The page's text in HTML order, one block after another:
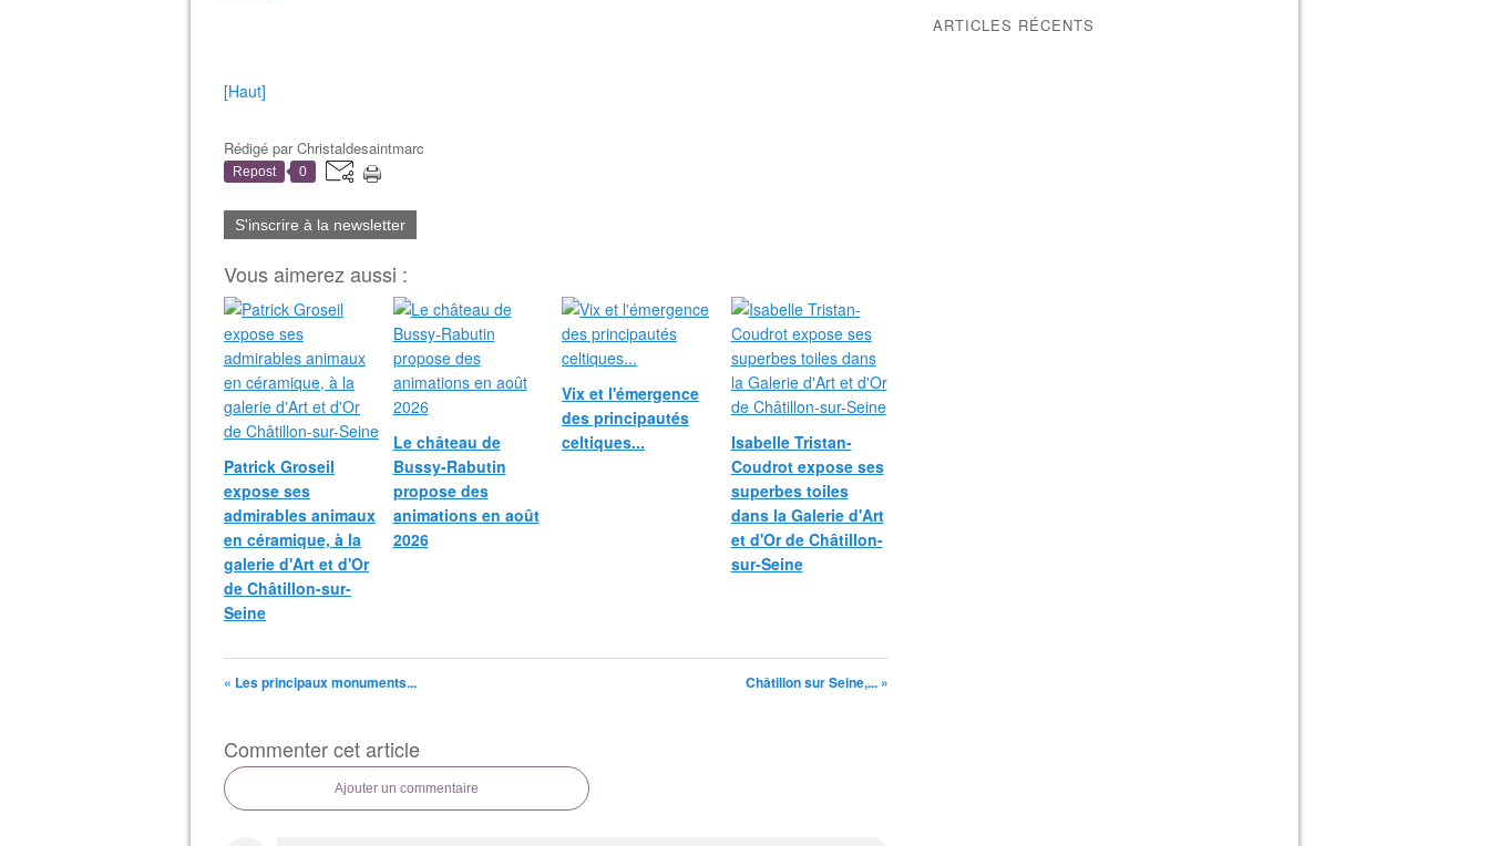
[Haut]
Rédigé parChristaldesaintmarc
Repost 0
S'inscrire à la newsletter
Vous aimerez aussi :
Patrick Groseil
expose ses
admirables animaux
en céramique, à la
galerie d'Art et d'Or
de Châtillon-sur-
Seine
Le château de
Bussy-Rabutin
propose des
animations en août
2026
Vix et l'émergence
des principautés
celtiques...
Isabelle Tristan-
Coudrot expose ses
superbes toiles
dans la Galerie d'Art
et d'Or de Châtillon-
sur-Seine
« Les principaux monuments... Châtillon sur Seine,... »
Commenter cet article
Ajouter un commentaire
ARTICLES RÉCENTS